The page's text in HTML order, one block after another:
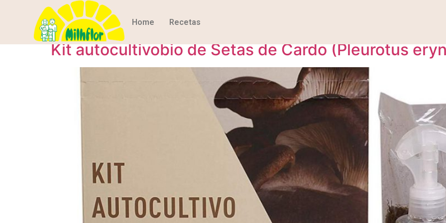
Home Recetas
Día:12 de diciembre de 2018
Kit autocultivobio de Setas de Cardo (Pleurotus